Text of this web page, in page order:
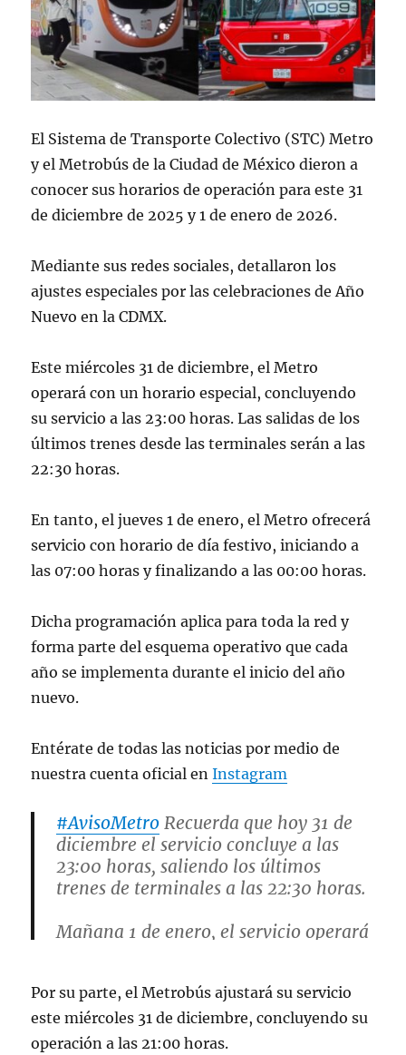
El Sistema de Transporte Colectivo (STC) Metro
y el Metrobús de la Ciudad de México dieron a
conocer sus horarios de operación para este 31
de diciembre de 2025 y 1 de enero de 2026.
Mediante sus redes sociales, detallaron los
ajustes especiales por las celebraciones de Año
Nuevo en la CDMX.
Este miércoles 31 de diciembre, el Metro
operará con un horario especial, concluyendo
su servicio a las 23:00 horas. Las salidas de los
últimos trenes desde las terminales serán a las
22:30 horas.
En tanto, el jueves 1 de enero, el Metro ofrecerá
servicio con horario de día festivo, iniciando a
las 07:00 horas y finalizando a las 00:00 horas.
Dicha programación aplica para toda la red y
forma parte del esquema operativo que cada
año se implementa durante el inicio del año
nuevo.
Entérate de todas las noticias por medio de
nuestra cuenta oficial enInstagram
#AvisoMetro Recuerda que hoy 31 de
diciembre el servicio concluye a las
23:00 horas, saliendo los últimos
trenes de terminales a las 22:30 horas.
Mañana 1 de enero, el servicio operará
Toma previsiones y planifica tu viaje.
pic.twitter.com/kCkkuOY2XB
Por su parte, el Metrobús ajustará su servicio
este miércoles 31 de diciembre, concluyendo su
operación a las 21:00 horas.